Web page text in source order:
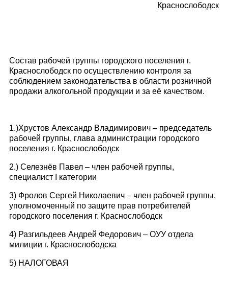
Краснослободск
Состав рабочей группы городского поселения г.
Краснослободск по осуществлению контроля за
соблюдением законодательства в области розничной
продажи алкогольной продукции и за её качеством.
1.)Хрустов Александр Владимирович – председатель
рабочей группы, глава администрации городского
поселения г. Краснослободск
2.) Селезнёв Павел – член рабочей группы,
специалист I категории
3) Фролов Сергей Николаевич – член рабочей группы,
уполномоченный по защите прав потребителей
городского поселения г. Краснослободск
4) Разгильдеев Андрей Федорович – ОУУ отдела
милиции г. Краснослободска
5) НАЛОГОВАЯ